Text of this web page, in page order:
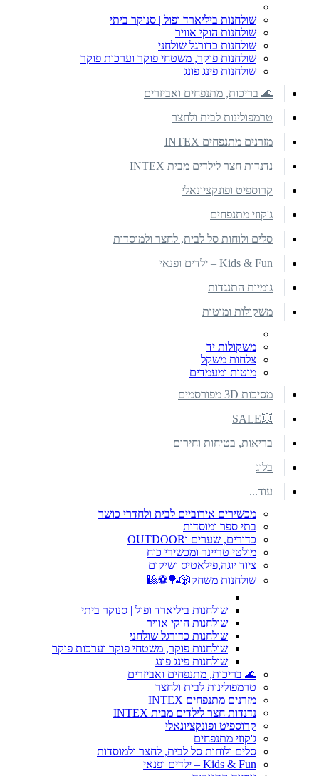
שולחנות ביליארד ופול | סנוקר ביתי
שולחנות הוקי אוויר
שולחנות כדורגל שולחני
שולחנות פוקר, משטחי פוקר וערכות פוקר
שולחנות פינג פונג
🌊 בריכות, מתנפחים ואביזרים
טרמפולינות לבית ולחצר
מזרנים מתנפחים INTEX
נדנדות חצר לילדים מבית INTEX
קרוספיט ופונקציונאלי
ג'קוזי מתנפחים
סלים ולוחות סל לבית, לחצר ולמוסדות
Kids & Fun – ילדים ופנאי
גומיות התנגדות
משקולות ומוטות
משקולות יד
צלחות משקל
מוטות ומעמדים
מסיכות 3D מפורסמים
💥SALE
בריאות, בטיחות וחירום
בלוג
עוד...
מכשירים אירוביים לבית ולחדרי כושר
בתי ספר ומוסדות
כדורים, שערים וOUTDOOR
מולטי טריינר ומכשירי כוח
ציוד יוגה,פילאטיס ושיקום
שולחנות משחק🎲🏓⚽🎱
שולחנות ביליארד ופול | סנוקר ביתי
שולחנות הוקי אוויר
שולחנות כדורגל שולחני
שולחנות פוקר, משטחי פוקר וערכות פוקר
שולחנות פינג פונג
🌊 בריכות, מתנפחים ואביזרים
טרמפולינות לבית ולחצר
מזרנים מתנפחים INTEX
נדנדות חצר לילדים מבית INTEX
קרוספיט ופונקציונאלי
ג'קוזי מתנפחים
סלים ולוחות סל לבית, לחצר ולמוסדות
Kids & Fun – ילדים ופנאי